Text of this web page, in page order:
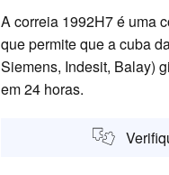
A correia 1992H7 é uma
que permite que a cuba
Siemens, Indesit, Balay)
em 24 horas.